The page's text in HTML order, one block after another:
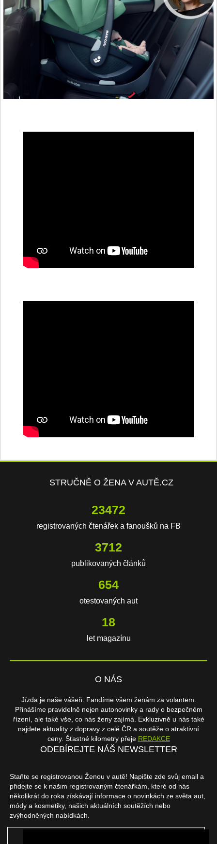
STRUČNĚ O ŽENA V AUTĚ.CZ
23472
registrovaných čtenářek a fanoušků na FB
3712
publikovaných článků
654
otestovaných aut
18
let magazínu
O NÁS
Jízda je naše vášeň. Fandíme všem ženám za volantem.
Přinášíme pravidelně nejen autonovinky a rady o bezpečném
řízení, ale také vše, co nás ženy zajímá. Exkluzivně u nás také
najdete aktuality z dopravy z celé ČR a soutěže o atraktivní
ceny. Šťastné kilometry přeje REDAKCE
ODEBÍREJTE NÁŠ NEWSLETTER
Staňte se registrovanou Ženou v autě! Napište zde svůj email a
přidejte se k našim registrovaným čtenářkám, které od nás
několikrát do roka získávají informace o novinkách ze světa aut,
módy a kosmetiky, našich aktuálních soutěžích nebo
zvýhodněných nabídkách.